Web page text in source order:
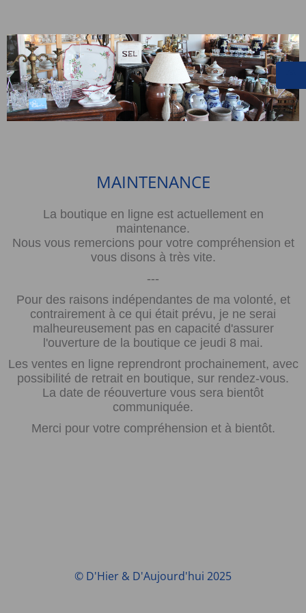
MAINTENANCE
La boutique en ligne est actuellement en
maintenance.
Nous vous remercions pour votre compréhension et
vous disons à très vite.
---
Pour des raisons indépendantes de ma volonté, et
contrairement à ce qui était prévu, je ne serai
malheureusement pas en capacité d'assurer
l'ouverture de la boutique ce jeudi 8 mai.
Les ventes en ligne reprendront prochainement, avec
possibilité de retrait en boutique, sur rendez-vous.
La date de réouverture vous sera bientôt
communiquée.
Merci pour votre compréhension et à bientôt.
© D'Hier & D'Aujourd'hui 2025